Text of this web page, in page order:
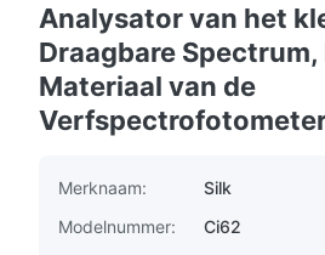
Analysator van het
Draagbare
Materiaal van de
Merknaam:
Silk
Modelnummer:
Ci62